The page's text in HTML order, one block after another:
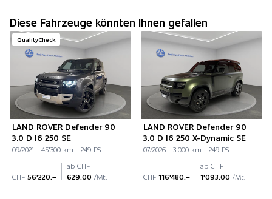
Diese Fahrzeuge könnten Ihnen gefallen
QualityCheck
LAND ROVER Defender 90
3.0 D I6 250 SE
09/2021 - 45'300 km - 249 PS
CHF 56'220.–
ab CHF
629.00 /Mt.
LAND ROVER Defender 90
3.0 D I6 250 X-Dynamic SE
07/2026 - 3'000 km - 249 PS
CHF 116'480.–
ab CHF
1'093.00 /Mt.